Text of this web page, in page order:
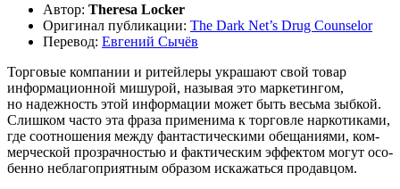
Автор: Theresa Locker
Ори­ги­нал пуб­ли­ка­ции: The Dark Net’s Drug Counselor
Пере­вод: Евге­ний Сычёв
Тор­го­вые ком­па­нии и ритей­ле­ры укра­ша­ют свой товар
инфор­ма­ци­он­ной мишу­рой, назы­вая это мар­ке­тин­гом,
но надеж­ность этой инфор­ма­ции может быть весь­ма зыб­кой.
Слиш­ком часто эта фра­за при­ме­ни­ма к тор­гов­ле нар­ко­ти­ка­ми,
где соот­но­ше­ния меж­ду фан­та­сти­че­ски­ми обе­ща­ни­я­ми, ком­
мер­че­ской про­зрач­но­стью и фак­ти­че­ским эффек­том могут осо­
бен­но небла­го­при­ят­ным обра­зом иска­жать­ся продавцом.